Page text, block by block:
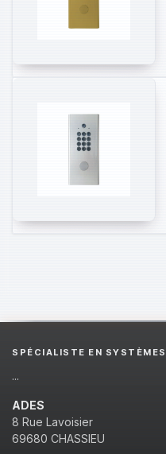
SPÉCIALISTE EN
...
ADES
8 Rue Lavoisier
69680 CHASSIEU